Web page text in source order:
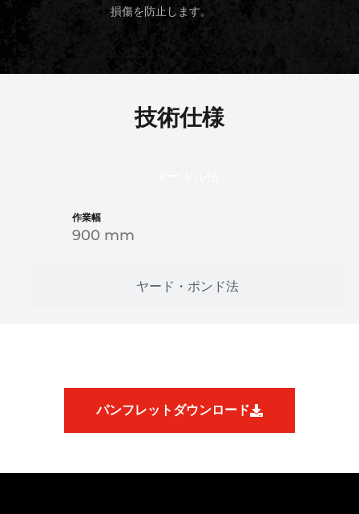
損傷を防止します。
技術仕様
ヤード・ポンド法
作業幅
900 mm
パンフレットダウンロード